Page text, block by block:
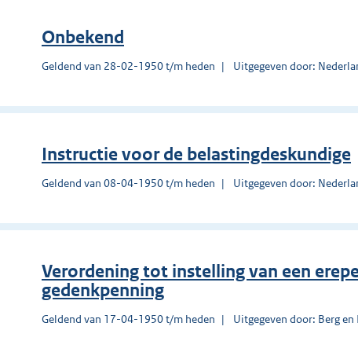
Onbekend
Geldend van 28-02-1950 t/m heden Uitgegeven door:
Instructie voor de belastingdeskundige
Geldend van 08-04-1950 t/m heden Uitgegeven door:
Verordening tot instelling van een
gedenkpenning
Geldend van 17-04-1950 t/m heden Uitgegeven door: Berg en